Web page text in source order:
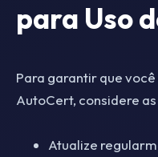
para Uso
Para garantir que
AutoCert, considere
Atualize